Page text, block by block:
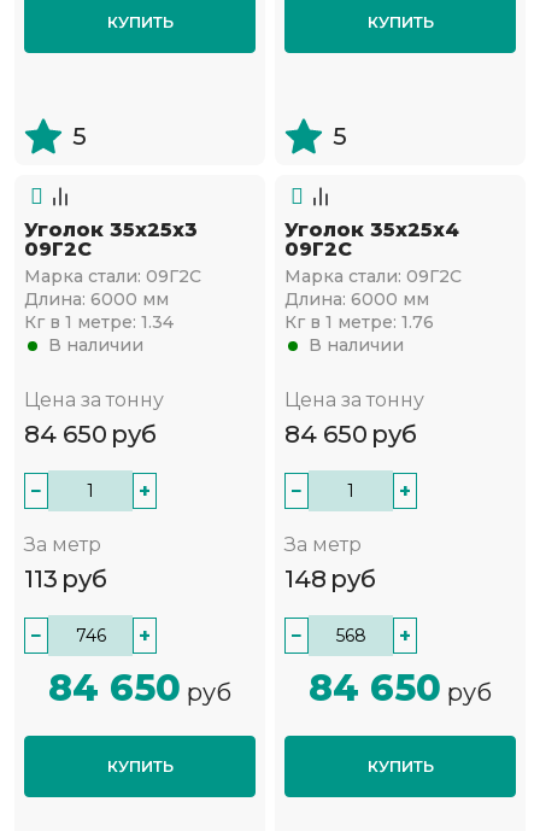
КУПИТЬ
5
КУПИТЬ
5
Уголок 35х25х3
09Г2С
Марка стали: 09Г2С
Длина: 6000 мм
Кг в 1 метре: 1.34
В наличии
Цена за тонну
84 650 руб
− +
За метр
113 руб
− +
84 650 руб
КУПИТЬ
Уголок 35х25х4
09Г2С
Марка стали: 09Г2С
Длина: 6000 мм
Кг в 1 метре: 1.76
В наличии
Цена за тонну
84 650 руб
− +
За метр
148 руб
− +
84 650 руб
КУПИТЬ